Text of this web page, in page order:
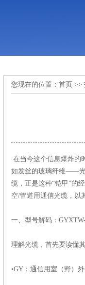
您现在的位置： 首页 >>
在当今这个信息爆炸的
如发丝的玻璃纤维——光
缆，正是这种“铠甲”的
空/管道用通信光缆，以
一、型号解码：
理解光缆，首先要读懂
•GY：通信用室（野）